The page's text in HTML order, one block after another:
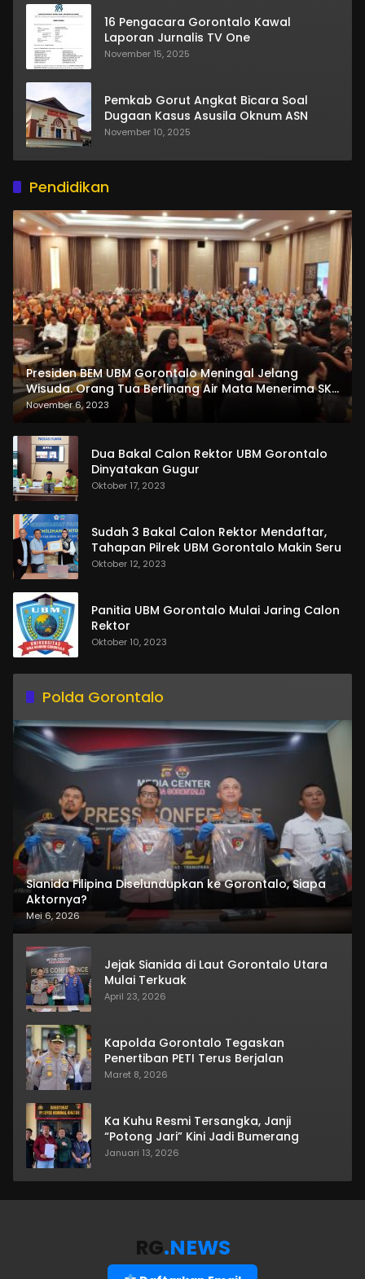
16 Pengacara Gorontalo Kawal
Laporan Jurnalis TV One
November 15, 2025
Pemkab Gorut Angkat Bicara Soal
Dugaan Kasus Asusila Oknum ASN
November 10, 2025
Pendidikan
Presiden BEM UBM Gorontalo Meningal Jelang
Wisuda. Orang Tua Berlinang Air Mata Menerima SKL
dan Pemasangan Salempang
November 6, 2023
Dua Bakal Calon Rektor UBM Gorontalo
Dinyatakan Gugur
Oktober 17, 2023
Sudah 3 Bakal Calon Rektor Mendaftar,
Tahapan Pilrek UBM Gorontalo Makin Seru
Oktober 12, 2023
Panitia UBM Gorontalo Mulai Jaring Calon
Rektor
Oktober 10, 2023
Polda Gorontalo
Sianida Filipina Diselundupkan ke Gorontalo, Siapa
Aktornya?
Mei 6, 2026
Jejak Sianida di Laut Gorontalo Utara
Mulai Terkuak
April 23, 2026
Kapolda Gorontalo Tegaskan
Penertiban PETI Terus Berjalan
Maret 8, 2026
Ka Kuhu Resmi Tersangka, Janji
“Potong Jari” Kini Jadi Bumerang
Januari 13, 2026
RG.NEWS